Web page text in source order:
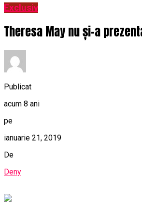
Exclusiv
Theresa May nu și-a
Publicat
acum 8 ani
pe
ianuarie 21, 2019
De
Deny